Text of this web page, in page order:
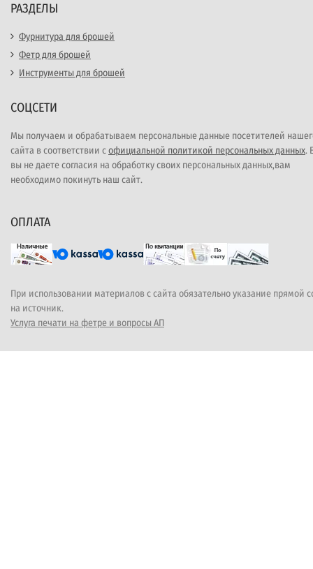
РАЗДЕЛЫ
Фурнитура для брошей
Фетр для брошей
Инструменты для брошей
СОЦСЕТИ
Мы получаем и обрабатываем персональные данные посетителей
сайта в соответствии софициальной политикой персональных данных.
вы не даете согласия на обработку своих персональных данных,вам
необходимо покинуть наш сайт.
ОПЛАТА
При использовании материалов с сайта обязательно указание прямой
на источник.
Услуга печати на фетре и вопросы АП